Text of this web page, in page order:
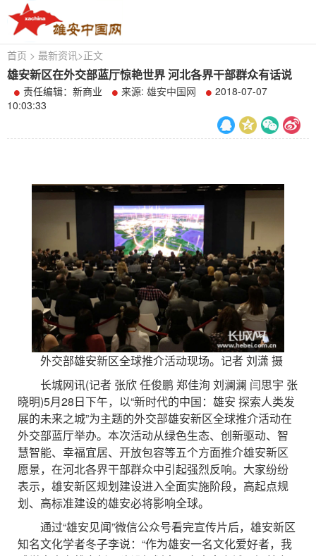
首页 > 最新资讯>正文
雄安新区在外交部蓝厅惊艳世界 河北各界干部群众有话说
责任编辑：新商业 来源: 雄安中国网
2018-07-07
10:03:33
外交部雄安新区全球推介活动现场。记者 刘潇 摄
长城网讯(记者 张欣 任俊鹏 郑佳洵 刘澜澜 闫思宇 张
晓明)5月28日下午，以“新时代的中国：雄安 探索人类发
展的未来之城”为主题的外交部雄安新区全球推介活动在
外交部蓝厅举办。本次活动从绿色生态、创新驱动、智
慧智能、幸福宜居、开放包容等五个方面推介雄安新区
愿景，在河北各界干部群众中引起强烈反响。大家纷纷
表示，雄安新区规划建设进入全面实施阶段，高起点规
划、高标准建设的雄安必将影响全球。
通过“雄安见闻”微信公众号看完宣传片后，雄安新区
知名文化学者冬子李说：“作为雄安一名文化爱好者，我